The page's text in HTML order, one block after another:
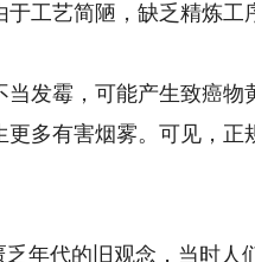
工艺简陋，缺乏精炼工
发霉，可能产生致癌物
多有害烟雾。可见，正
年代的旧观念，当时人